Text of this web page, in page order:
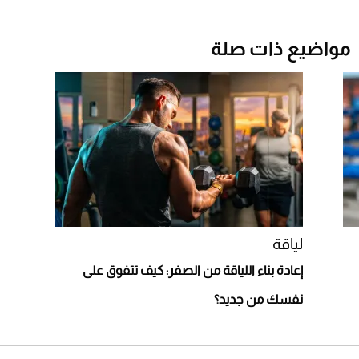
أغلى 10 عطور في العالم للرجال تمنحك فخامة
استثنائية
2026-07-25
قبل ليلة النزال.. اكتمال وزن أبطال "The
Comeback" في جدة (فيديو)
2026-07-25
مواضيع ذات صلة
لياقة
إعادة بناء اللياقة من الصفر: كيف تتفوق على
نفسك من جديد؟